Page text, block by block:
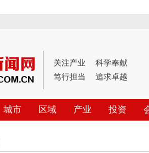
关注产业
科学奉献
笃行担当
追求卓越
城市 区域 产业 投资